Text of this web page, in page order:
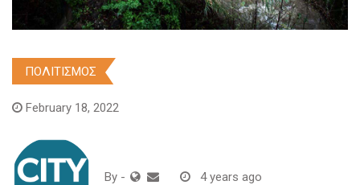
ΠΟΛΙΤΙΣΜΟΣ
February 18, 2022
By - 4 years ago